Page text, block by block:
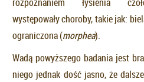
rozpoznaniem łysienia
występowały choroby, takie jak:
ograniczona (morphea).
Wadą powyższego badania jest
niego jednak dość jasno, że